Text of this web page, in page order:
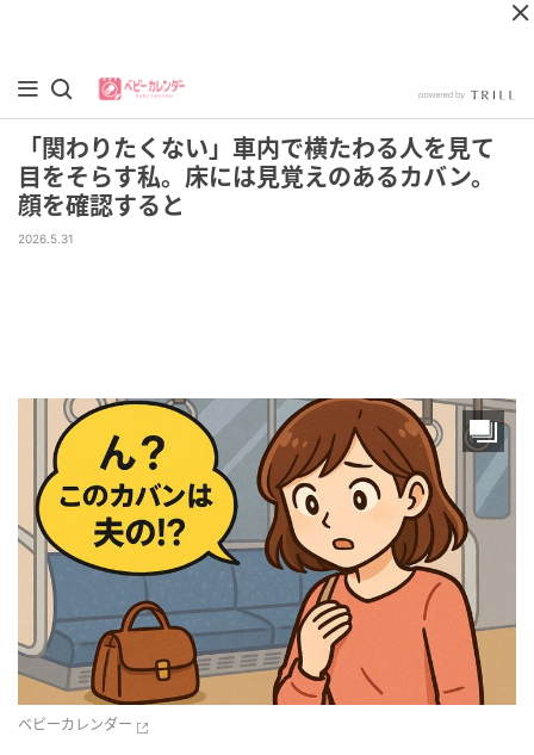
「関わりたくない」車内で横たわる人を見て
目をそらす私。床には見覚えのあるカバン。
顔を確認すると
2026.5.31
ベビーカレンダー